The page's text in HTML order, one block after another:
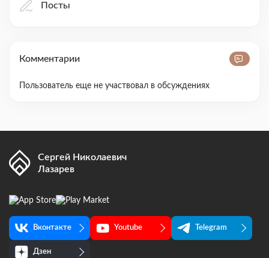
Посты
Комментарии
Пользователь еще не участвовал в обсуждениях
Сергей Николаевич
Лазарев
Вконтакте Youtube Telegram
Дзен